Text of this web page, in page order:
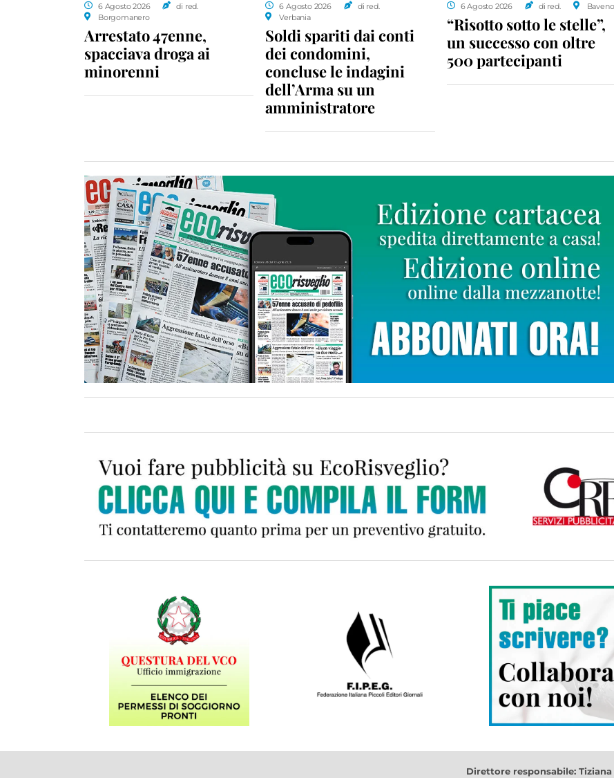
6 Agosto 2026
di red.
Borgomanero
Arrestato 47enne,
spacciava droga ai
minorenni
6 Agosto 2026
di red.
Verbania
Soldi spariti dai conti
dei condomini,
concluse le indagini
dell’Arma su un
amministratore
6 Agosto 2026 di red. Baveno
“Risotto sotto le stelle”,
un successo con oltre
500 partecipanti
Direttore responsabile: